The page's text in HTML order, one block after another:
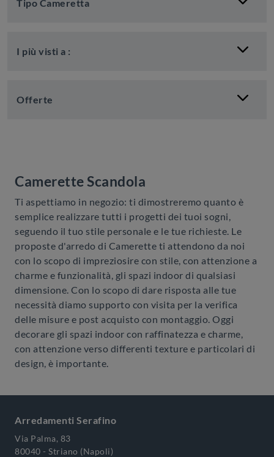
Tipo Cameretta
I più visti a :
Offerte
Camerette Scandola
Ti aspettiamo in negozio: ti dimostreremo quanto è
semplice realizzare tutti i progetti dei tuoi sogni,
seguendo il tuo stile personale e le tue richieste. Le
proposte d'arredo di Camerette ti attendono da noi
con lo scopo di impreziosire con stile, con attenzione a
charme e funzionalità, gli spazi indoor di qualsiasi
dimensione. Con lo scopo di dare risposta alle tue
necessità diamo supporto con visita per la verifica
delle misure e post acquisto con montaggio. Oggi
decorare gli spazi indoor con raffinatezza e charme,
con attenzione verso differenti texture e particolari di
design, è importante.
Arredamenti Serafino
Via Palma, 83
80040 - Striano (Napoli)